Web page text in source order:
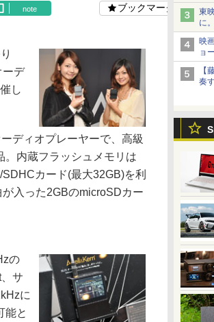
東
に
映
ョ
【
奏
で
note ブックマーク
ーデ
し
ディオプレーヤーで、高級
。内蔵フラッシュメモリは
カード(最大32GB)を利
入った2GBのmicroSDカー
の
サ
に
能と